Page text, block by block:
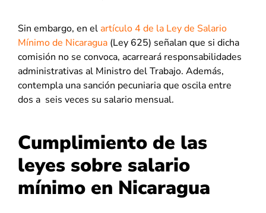
Sin embargo, en elartículo 4 de la Ley de Salario
Mínimo de Nicaragua (Ley 625) señalan que si dicha
comisión no se convoca, acarreará responsabilidades
administrativas al Ministro del Trabajo. Además,
contempla una sanción pecuniaria que oscila entre
dos a seis veces su salario mensual.
Cumplimiento de las
leyes sobre salario
mínimo en Nicaragua